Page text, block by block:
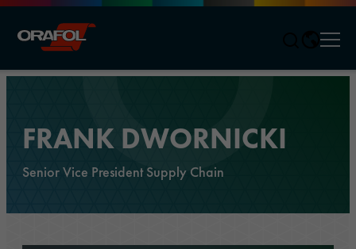
FRANK DWORNICKI
Senior Vice President Supply Chain